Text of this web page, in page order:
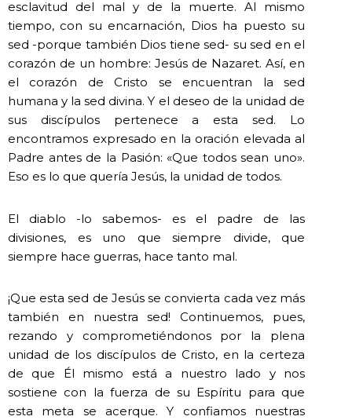
esclavitud del mal y de la muerte. Al mismo
tiempo, con su encarnación, Dios ha puesto su
sed -porque también Dios tiene sed- su sed en el
corazón de un hombre: Jesús de Nazaret. Así, en
el corazón de Cristo se encuentran la sed
humana y la sed divina. Y el deseo de la unidad de
sus discípulos pertenece a esta sed. Lo
encontramos expresado en la oración elevada al
Padre antes de la Pasión: «Que todos sean uno».
Eso es lo que quería Jesús, la unidad de todos.
El diablo -lo sabemos- es el padre de las
divisiones, es uno que siempre divide, que
siempre hace guerras, hace tanto mal.
¡Que esta sed de Jesús se convierta cada vez más
también en nuestra sed! Continuemos, pues,
rezando y comprometiéndonos por la plena
unidad de los discípulos de Cristo, en la certeza
de que Él mismo está a nuestro lado y nos
sostiene con la fuerza de su Espíritu para que
esta meta se acerque. Y confiamos nuestras